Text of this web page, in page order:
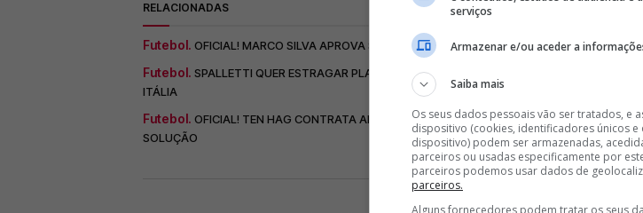
RELACIONADAS
Futebol. OFICIAL! MARCO SILVA APROVA SAÍDA DE MÉDIO DO BENFICA PARA GUIMARÃES
Futebol. SPALLETTI QUER ESTRAGAR PLANOS DE MARCO SILVA E PRETENDE LEVAR ALVO
ITÁLIA
Futebol. OFICIAL! TEN HAG CONTRATA ALVO DO BENFICA E OBRIGA MARCO SILVA A
SOLUÇÃO
< >
serviços
Armazenar e/ou aceder a
Saiba mais
Os seus dados pessoais vão ser tratados, e
dispositivo (cookies, identificadores únicos
dispositivo) podem ser armazenadas,
parceiros ou usadas especificamente por
parceiros podemos usar dados de
parceiros.
Alguns fornecedores podem tratar os seus